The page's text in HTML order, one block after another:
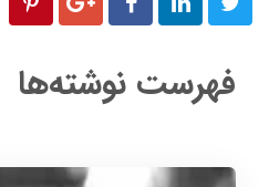
فهرست نوشته‌ها